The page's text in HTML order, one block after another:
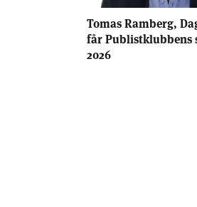
Tomas Ramberg,
får Publistklubbens
2026